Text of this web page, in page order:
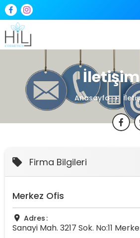
İletişim
Anasayfa
Firma Bilgileri
Merkez Ofis
Adres
Sanayi Mah. 3217 Sok. No:11